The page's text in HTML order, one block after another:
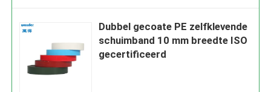
Dubbel gecoate PE zelfklevende
schuimband 10 mm breedte ISO
gecertificeerd